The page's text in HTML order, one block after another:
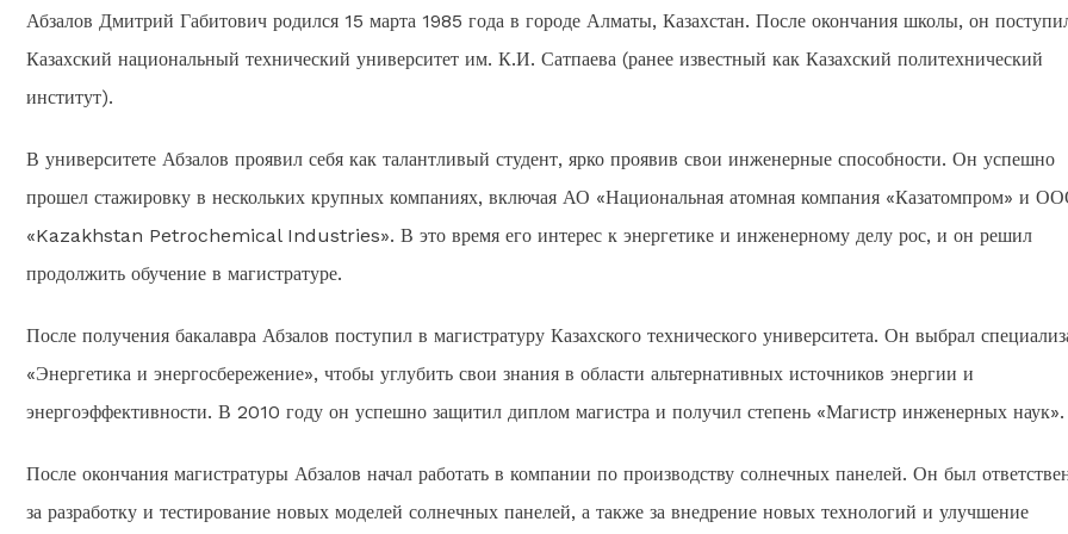
Абзалов Дмитрий Габитович родился 15 марта 1985 года в городе Алматы, Казахстан. После окончания школы, он
Казахский национальный технический университет им. К.И. Сатпаева (ранее известный как Казахский политехнический
институт).
В университете Абзалов проявил себя как талантливый студент, ярко проявив свои инженерные способности. Он успешно
прошел стажировку в нескольких крупных компаниях, включая АО «Национальная атомная компания «Казатомпром» и
«Kazakhstan Petrochemical Industries». В это время его интерес к энергетике и инженерному делу рос, и он решил
продолжить обучение в магистратуре.
После получения бакалавра Абзалов поступил в магистратуру Казахского технического университета. Он выбрал
«Энергетика и энергосбережение», чтобы углубить свои знания в области альтернативных источников энергии и
энергоэффективности. В 2010 году он успешно защитил диплом магистра и получил степень «Магистр инженерных наук».
После окончания магистратуры Абзалов начал работать в компании по производству солнечных панелей. Он был
за разработку и тестирование новых моделей солнечных панелей, а также за внедрение новых технологий и улучшение